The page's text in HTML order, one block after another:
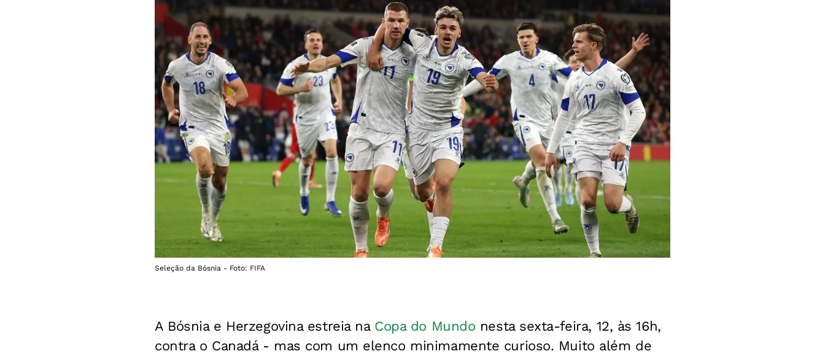
Seleção da Bósnia - Foto: FIFA
A Bósnia e Herzegovina estreia na Copa do Mundo nesta sexta-feira, 12, às 16h,
contra o Canadá - mas com um elenco minimamente curioso. Muito além de